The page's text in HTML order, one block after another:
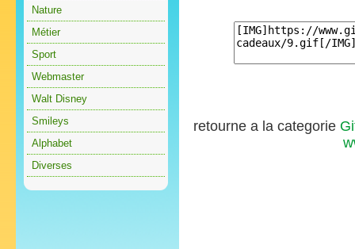
Nature
Métier
Sport
Webmaster
Walt Disney
Smileys
Alphabet
Diverses
retourne a la categorie